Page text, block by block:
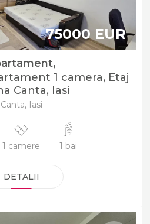
75000 EUR
1 camera, Etaj
Canta, Iasi
Canta, Iasi
1 camere 1 bai
DETALII